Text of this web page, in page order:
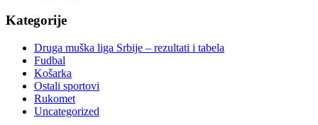
Kategorije
Druga muška liga Srbije – rezultati i tabela
Fudbal
Košarka
Ostali sportovi
Rukomet
Uncategorized